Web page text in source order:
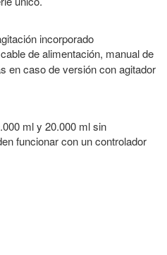
incorporado
de alimentación, manual de
en caso de versión con agitador
ml y 20.000 ml sin
funcionar con un controlador